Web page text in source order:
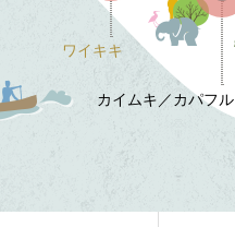
カイムキ／カパフル
ワイキキ